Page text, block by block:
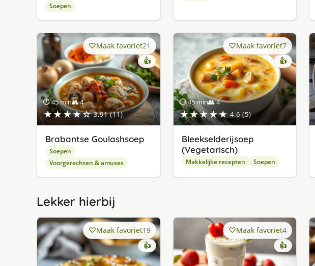
Soepen
⏱ 45 min👥 4
★★★★☆ 3.91 (11)
Maak favoriet21
👍
Brabantse Goulashsoep
Soepen
Voorgerechten & amuses
⏱ 45 min👥 4
★★★★★ 4.6 (5)
Maak favoriet7
👍
Bleekselderijsoep
(Vegetarisch)
Makkelijke recepten Soepen
Lekker hierbij
Maak favoriet19
👍
Maak favoriet4
👍